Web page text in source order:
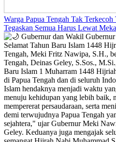
Warga Papua Tengah Tak
Tegaskan Semua Harus Lewat